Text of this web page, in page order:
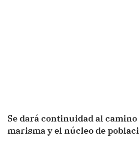
Se dará continuidad al
marisma y el núcleo de